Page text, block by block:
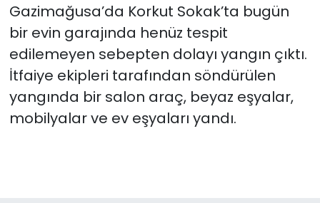
Gazimağusa’da Korkut Sokak’ta bugün
bir evin garajında henüz tespit
edilemeyen sebepten dolayı yangın çıktı.
İtfaiye ekipleri tarafından söndürülen
yangında bir salon araç, beyaz eşyalar,
mobilyalar ve ev eşyaları yandı.